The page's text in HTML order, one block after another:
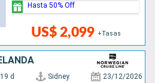
US$ 2,099 +Tasas
Hasta 50% Off
19 d Sidney 23/12/2026